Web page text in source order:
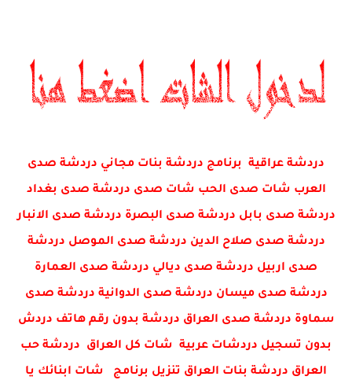
دردشة عراقية برنامج دردشة بنات مجاني دردشة صدى
العرب شات صدى الحب شات صدى دردشة صدى بغداد
دردشة صدى بابل دردشة صدى البصرة دردشة صدى الانبار
دردشة صدى صلاح الدين دردشة صدى الموصل دردشة
صدى اربيل دردشة صدى ديالي دردشة صدى العمارة
دردشة صدى ميسان دردشة صدى الدوانية دردشة صدى
سماوة دردشة صدى العراق دردشة بدون رقم هاتف دردش
بدون تسجيل دردشات عربية شات كل العراق دردشة حب
العراق دردشة بنات العراق تنزيل برنامج شات ابنائك يا